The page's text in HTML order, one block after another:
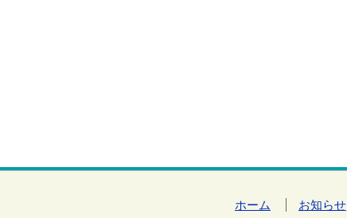
ホーム お知らせ